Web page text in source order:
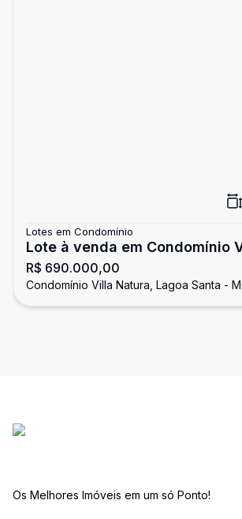
Lotes em Condomínio
Lote à venda em Condomínio
Natura
R$ 690.000,00
Condomínio Villa Natura, Lagoa Santa -
Os Melhores Imóveis em um só Ponto!